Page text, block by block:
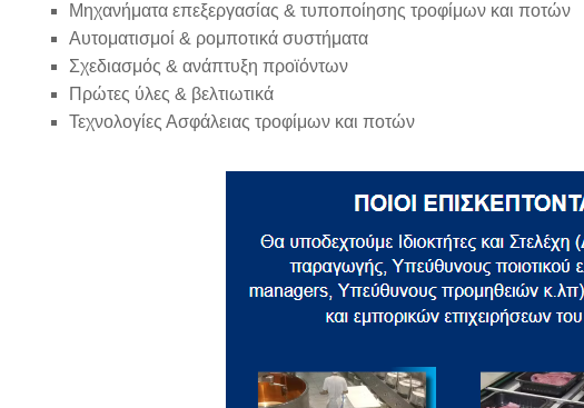
Μηχανήματα επεξεργασίας & τυποποίησης τροφίμων και ποτών
Αυτοματισμοί & ρομποτικά συστήματα
Σχεδιασμός & ανάπτυξη προϊόντων
Πρώτες ύλες & βελτιωτικά
Τεχνολογίες Ασφάλειας τροφίμων και ποτών